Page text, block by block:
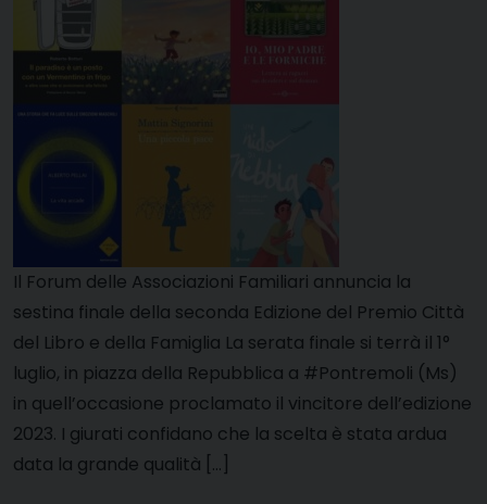
Il Forum delle Associazioni Familiari annuncia la
sestina finale della seconda Edizione del Premio Città
del Libro e della Famiglia La serata finale si terrà il 1°
luglio, in piazza della Repubblica a #Pontremoli (Ms)
in quell’occasione proclamato il vincitore dell’edizione
2023. I giurati confidano che la scelta è stata ardua
data la grande qualità […]